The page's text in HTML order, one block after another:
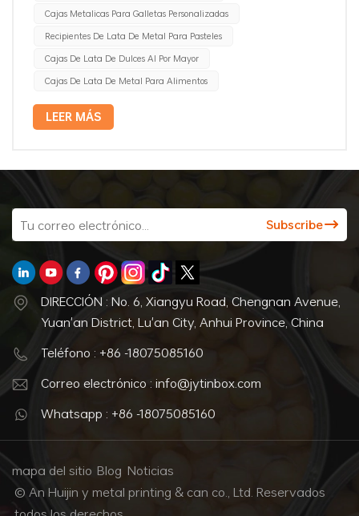
proceso de fabricación también es importante, ya que
importante, ya que puede afectar la usabilidad y la estética
del producto, la hojalata generalmente pintada con
impresión en color CMYK 4 o Panton, brinda un color más
vivo y preciso, y el embalaje de caja de lata están hechos
control de calidad implementadas deben ser adecuadas
deseados, sin importar qué tipo de cajas de hojalata como
la latas de té o cajas de lata para galletas, nuestros
estándares internacionales de embalaje y el equipo
profesional de control de calidad garantizan la alta calidad,
todos estos factores pueden tener un impacto significativo
en la calidad de las cajas de lata. |13|
Cajas Metalicas Para Galletas Personalizadas
Recipientes De Lata De Metal Para Pasteles
Cajas De Lata De Dulces Al Por Mayor
Cajas De Lata De Metal Para Alimentos
LEER MÁS
DIRECCIÓN : No. 6, Xiangyu Road, Chengnan Avenue,
Yuan'an District, Lu'an City, Anhui Province, China
Teléfono : +86 -18075085160
Correo electrónico : info@jytinbox.com
Whatsapp : +86 -18075085160
mapa del sitio Blog Noticias
© An Huijin y metal printing & can co., Ltd. Reservados